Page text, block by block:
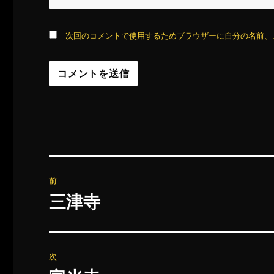
次回のコメントで使用するためブラウザーに自分の名前、
稿
前
前
投
稿:
三津寺
次